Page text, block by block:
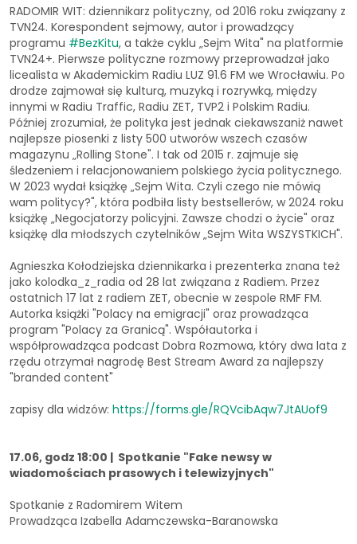
RADOMIR WIT: dziennikarz polityczny, od 2016 roku związany z
TVN24. Korespondent sejmowy, autor i prowadzący
programu #BezKitu, a także cyklu „Sejm Wita" na platformie
TVN24+. Pierwsze polityczne rozmowy przeprowadzał jako
licealista w Akademickim Radiu LUZ 91.6 FM we Wrocławiu. Po
drodze zajmował się kulturą, muzyką i rozrywką, między
innymi w Radiu Traffic, Radiu ZET, TVP2 i Polskim Radiu.
Później zrozumiał, że polityka jest jednak ciekawszaniż nawet
najlepsze piosenki z listy 500 utworów wszech czasów
magazynu „Rolling Stone". I tak od 2015 r. zajmuje się
śledzeniem i relacjonowaniem polskiego życia politycznego.
W 2023 wydał książkę „Sejm Wita. Czyli czego nie mówią
wam politycy?", która podbiła listy bestsellerów, w 2024 roku
książkę „Negocjatorzy policyjni. Zawsze chodzi o życie" oraz
książkę dla młodszych czytelników „Sejm Wita WSZYSTKICH".
Agnieszka Kołodziejska dziennikarka i prezenterka znana też
jako kolodka_z_radia od 28 lat związana z Radiem. Przez
ostatnich 17 lat z radiem ZET, obecnie w zespole RMF FM.
Autorka książki "Polacy na emigracji" oraz prowadząca
program "Polacy za Granicą". Współautorka i
współprowadząca podcast Dobra Rozmowa, który dwa lata z
rzędu otrzymał nagrodę Best Stream Award za najlepszy
"branded content"
zapisy dla widzów: https://forms.gle/RQVcibAqw7JtAUof9
17.06, godz 18:00 | Spotkanie "Fake newsy w
wiadomościach prasowych i telewizyjnych"
Spotkanie z Radomirem Witem
Prowadząca Izabella Adamczewska-Baranowska